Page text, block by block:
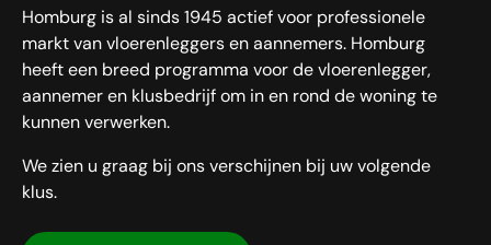
Homburg is al sinds 1945 actief voor professionele
markt van vloerenleggers en aannemers. Homburg
heeft een breed programma voor de vloerenlegger,
aannemer en klusbedrijf om in en rond de woning te
kunnen verwerken.
We zien u graag bij ons verschijnen bij uw volgende
klus.